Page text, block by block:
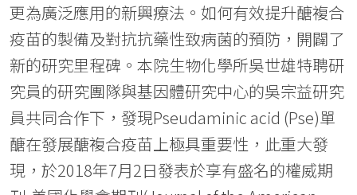
更為廣泛應用的新興療法。如何有效提升醣複合
疫苗的製備及對抗抗藥性致病菌的預防，開闢了
新的研究里程碑。本院生物化學所吳世雄特聘研
究員的研究團隊與基因體研究中心的吳宗益研究
員共同合作下，發現Pseudaminic acid (Pse)單
醣在發展醣複合疫苗上極具重要性，此重大發
現，於2018年7月2日發表於享有盛名的權威期